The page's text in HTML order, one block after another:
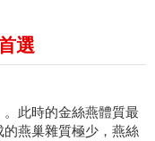
選
此時的金絲燕體質最
燕巢雜質極少，燕絲